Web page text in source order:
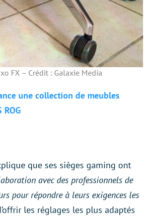
FX – Crédit : Galaxie Media
une collection de meubles
ROG
que ses sièges gaming ont
avec des professionnels de
pour répondre à leurs exigences les
les réglages les plus adaptés